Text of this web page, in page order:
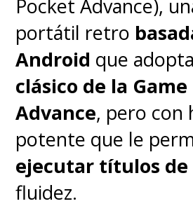
esperada
que comenzaría
Controller y los
terminaría con la
ejecutar
físicos como
actual Switch
Pocket Advance),
portátil retro
Android que
clásico de la Game
Advance, pero con
potente que le
ejecutar títulos de
fluidez.